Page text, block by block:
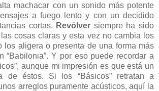
machacar con un sonido más potente
a fuego lento y con un decidido
cortas. Revólver siempre ha sido
cosas claras y esta vez no cambia los
los aligera o presenta de una forma más
“Babilonia”. Y por eso puede recordar a
aunque mi impresión es que está un
de éstos. Si los “Básicos” retratan a
arreglos puramente acústicos, aquí la